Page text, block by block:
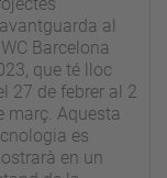
al
Barcelona
que té lloc
27 de febrer al 2
març. Aquesta
es
en un